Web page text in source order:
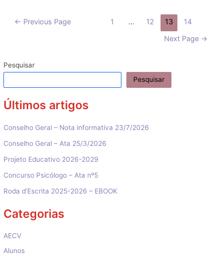
Paginação
← Previous Page 1 … 12 13
14
Next Page →
Pesquisar
Pesquisar
Últimos artigos
Conselho Geral – Nota informativa 23/7/2026
Conselho Geral – Ata 25/3/2026
Projeto Educativo 2026-2029
Concurso Psicólogo – Ata nº5
Roda d’Escrita 2025-2026 – EBOOK
Categorias
AECV
Alunos